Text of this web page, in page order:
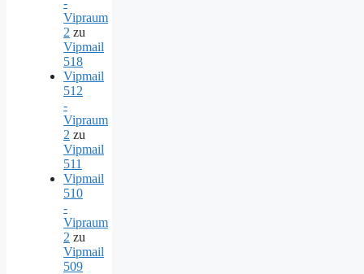
-
Vipraum
2 zu
Vipmail
518
Vipmail
512
-
Vipraum
2 zu
Vipmail
511
Vipmail
510
-
Vipraum
2 zu
Vipmail
509